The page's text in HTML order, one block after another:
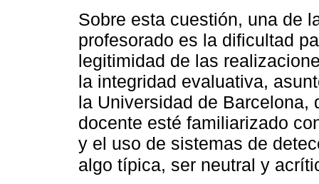
Sobre esta cuestión, una de
profesorado es la dificultad
legitimidad de las
la integridad evaluativa,
la Universidad de Barcelona,
docente esté familiarizado
y el uso de sistemas de
algo típica, ser neutral y